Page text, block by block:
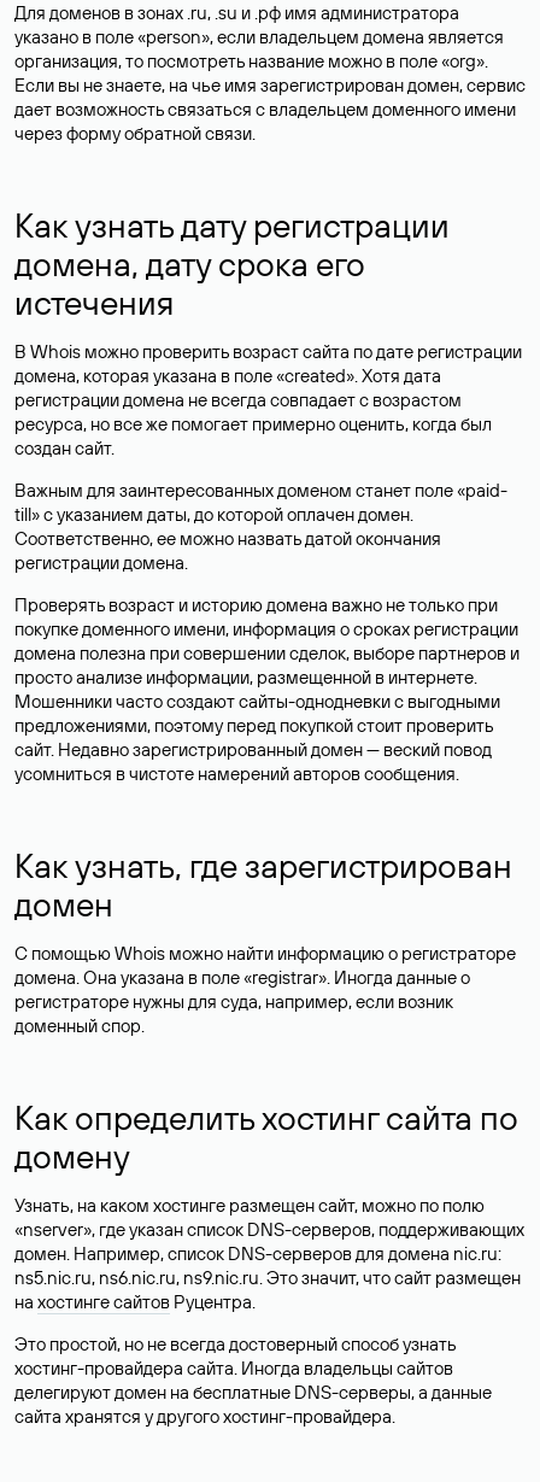
Для доменов в зонах .ru, .su и .рф имя администратора
указано в поле «person», если владельцем домена является
организация, то посмотреть название можно в поле «org».
Если вы не знаете, на чье имя зарегистрирован домен, сервис
дает возможность связаться с владельцем доменного имени
через форму обратной связи.
Как узнать дату регистрации
домена, дату срока его
истечения
В Whois можно проверить возраст сайта по дате регистрации
домена, которая указана в поле «created». Хотя дата
регистрации домена не всегда совпадает с возрастом
ресурса, но все же помогает примерно оценить, когда был
создан сайт.
Важным для заинтересованных доменом станет поле «paid-
till» с указанием даты, до которой оплачен домен.
Соответственно, ее можно назвать датой окончания
регистрации домена.
Проверять возраст и историю домена важно не только при
покупке доменного имени, информация о сроках регистрации
домена полезна при совершении сделок, выборе партнеров и
просто анализе информации, размещенной в интернете.
Мошенники часто создают сайты-однодневки с выгодными
предложениями, поэтому перед покупкой стоит проверить
сайт. Недавно зарегистрированный домен — веский повод
усомниться в чистоте намерений авторов сообщения.
Как узнать, где зарегистрирован
домен
С помощью Whois можно найти информацию о регистраторе
домена. Она указана в поле «registrar». Иногда данные о
регистраторе нужны для суда, например, если возник
доменный спор.
Как определить хостинг сайта по
домену
Узнать, на каком хостинге размещен сайт, можно по полю
«nserver», где указан список DNS-серверов, поддерживающих
домен. Например, список DNS-серверов для домена nic.ru:
ns5.nic.ru, ns6.nic.ru, ns9.nic.ru. Это значит, что сайт размещен
на хостинге сайтов Руцентра.
Это простой, но не всегда достоверный способ узнать
хостинг-провайдера сайта. Иногда владельцы сайтов
делегируют домен на бесплатные DNS-серверы, а данные
сайта хранятся у другого хостинг-провайдера.